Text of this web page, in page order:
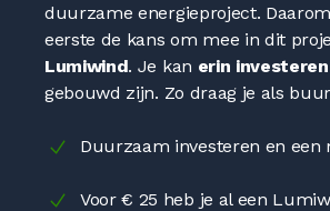
duurzame energieproject.
eerste de kans om mee in dit
Lumiwind. Je kan erin investeren
gebouwd zijn. Zo draag je als
Duurzaam investeren en een
Voor € 25 heb je al een